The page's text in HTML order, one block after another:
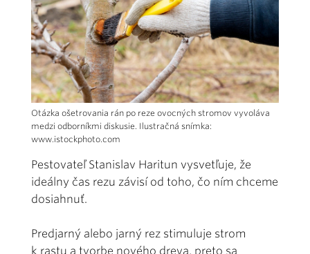
Otázka ošetrovania rán po reze ovocných stromov vyvoláva
medzi odborníkmi diskusie. Ilustračná snímka:
www.istockphoto.com
Pestovateľ Stanislav Haritun vysvetľuje, že
ideálny čas rezu závisí od toho, čo ním chceme
dosiahnuť.
Predjarný alebo jarný rez stimuluje strom
k rastu a tvorbe nového dreva, preto sa